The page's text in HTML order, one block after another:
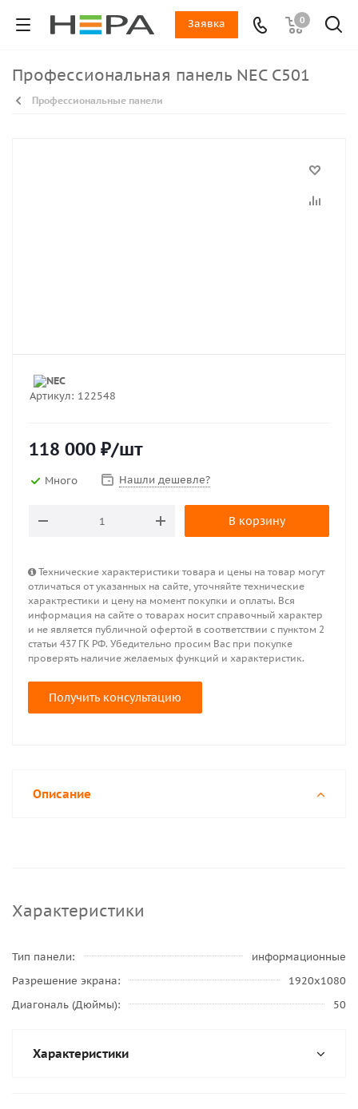
0
Заявка
Профессиональная панель NEC C501
Профессиональные панели
Артикул: 122548
118 000 ₽/шт
Много Нашли дешевле?
В корзину
Технические характеристики товара и цены на товар могут
отличаться от указанных на сайте, уточняйте технические
характрестики и цену на момент покупки и оплаты. Вся
информация на сайте о товарах носит справочный характер
и не является публичной офертой в соответствии с пунктом 2
статьи 437 ГК РФ. Убедительно просим Вас при покупке
проверять наличие желаемых функций и характеристик.
Получить консультацию
Описание
Характеристики
Тип панели
информационные
Разрешение экрана
1920x1080
Диагональ (Дюймы)
50
Характеристики